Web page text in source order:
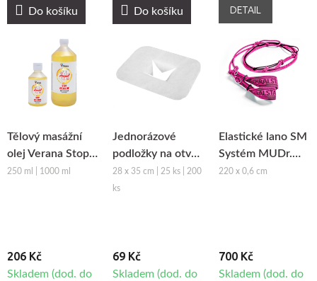
Do košíku
Do košíku
DETAIL
Tělový masážní
olej Verana Stop
Celulitidě
250 ml | 1000 ml
206 Kč
Skladem (dod. do
Jednorázové
podložky na otvor
obličeje z netkané
textilie Fabulo
28 x 35 cm | 25 ks | 200
ks
69 Kč
Skladem (dod. do
Elastické lano SM
Systém MUDr.
Smíšek - růžová
220 x 0,6 cm
700 Kč
Skladem (dod. do